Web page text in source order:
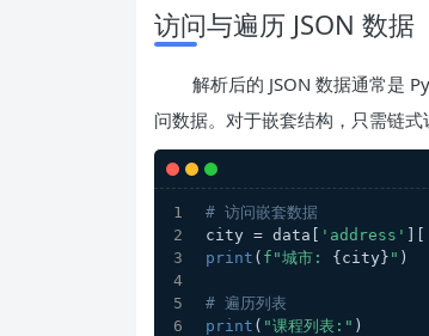
访问与遍历 JSON 数据
解析后的 JSON 数据通常是
问数据。对于嵌套结构，只需链式
# 访问嵌套数据
city = data[
'address'
print ( f"城市: {city} " )
# 遍历列表
print ( "课程列表:" )